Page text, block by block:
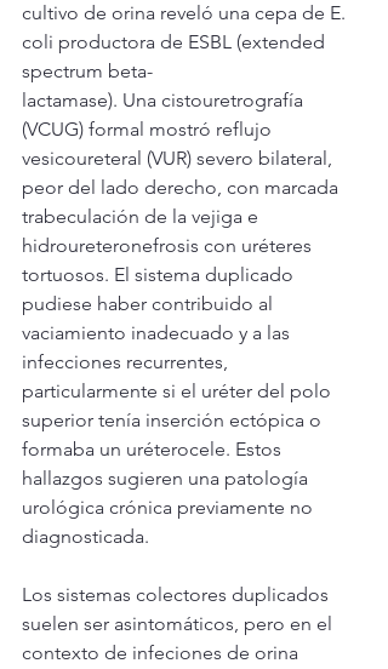
cultivo de orina reveló una cepa de E.
coli productora de ESBL (extended
spectrum beta-
lactamase). Una cistouretrografía
(VCUG) formal mostró reflujo
vesicoureteral (VUR) severo bilateral,
peor del lado derecho, con marcada
trabeculación de la vejiga e
hidroureteronefrosis con uréteres
tortuosos. El sistema duplicado
pudiese haber contribuido al
vaciamiento inadecuado y a las
infecciones recurrentes,
particularmente si el uréter del polo
superior tenía inserción ectópica o
formaba un uréterocele. Estos
hallazgos sugieren una patología
urológica crónica previamente no
diagnosticada.
Los sistemas colectores duplicados
suelen ser asintomáticos, pero en el
contexto de infeciones de orina